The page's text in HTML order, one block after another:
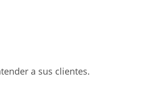
a sus clientes.